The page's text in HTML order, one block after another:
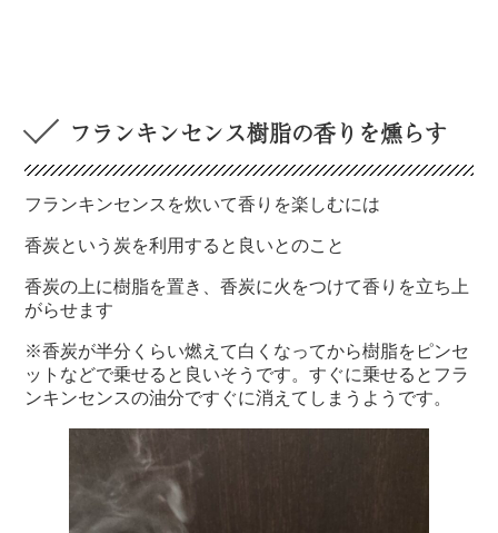
フランキンセンス樹脂の香りを燻らす
フランキンセンスを炊いて香りを楽しむには
香炭という炭を利用すると良いとのこと
香炭の上に樹脂を置き、香炭に火をつけて香りを立ち上
がらせます
※香炭が半分くらい燃えて白くなってから樹脂をピンセ
ットなどで乗せると良いそうです。すぐに乗せるとフラ
ンキンセンスの油分ですぐに消えてしまうようです。